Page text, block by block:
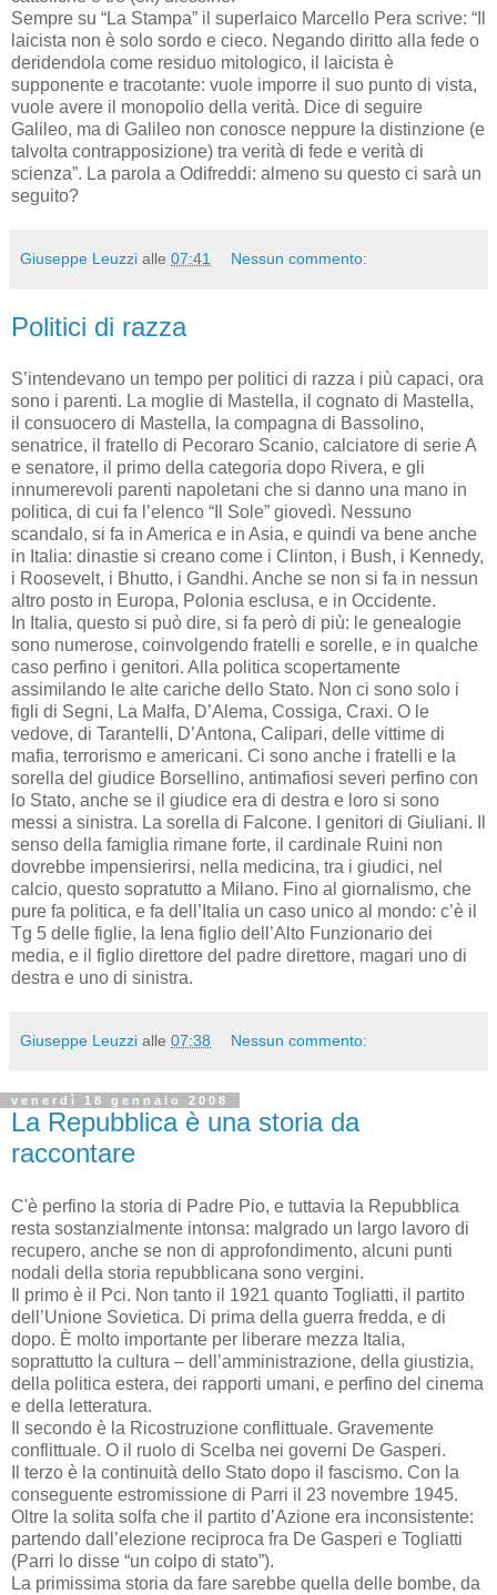
Sempre su “La Stampa” il superlaico Marcello Pera scrive: “Il
laicista non è solo sordo e cieco. Negando diritto alla fede o
deridendola come residuo mitologico, il laicista è
supponente e tracotante: vuole imporre il suo punto di vista,
vuole avere il monopolio della verità. Dice di seguire
Galileo, ma di Galileo non conosce neppure la distinzione (e
talvolta contrapposizione) tra verità di fede e verità di
scienza”. La parola a Odifreddi: almeno su questo ci sarà un
seguito?
Giuseppe Leuzzi alle 07:41 Nessun commento:
Politici di razza
S’intendevano un tempo per politici di razza i più capaci, ora
sono i parenti. La moglie di Mastella, il cognato di Mastella,
il consuocero di Mastella, la compagna di Bassolino,
senatrice, il fratello di Pecoraro Scanio, calciatore di serie A
e senatore, il primo della categoria dopo Rivera, e gli
innumerevoli parenti napoletani che si danno una mano in
politica, di cui fa l’elenco “Il Sole” giovedì. Nessuno
scandalo, si fa in America e in Asia, e quindi va bene anche
in Italia: dinastie si creano come i Clinton, i Bush, i Kennedy,
i Roosevelt, i Bhutto, i Gandhi. Anche se non si fa in nessun
altro posto in Europa, Polonia esclusa, e in Occidente.
In Italia, questo si può dire, si fa però di più: le genealogie
sono numerose, coinvolgendo fratelli e sorelle, e in qualche
caso perfino i genitori. Alla politica scopertamente
assimilando le alte cariche dello Stato. Non ci sono solo i
figli di Segni, La Malfa, D’Alema, Cossiga, Craxi. O le
vedove, di Tarantelli, D’Antona, Calipari, delle vittime di
mafia, terrorismo e americani. Ci sono anche i fratelli e la
sorella del giudice Borsellino, antimafiosi severi perfino con
lo Stato, anche se il giudice era di destra e loro si sono
messi a sinistra. La sorella di Falcone. I genitori di Giuliani. Il
senso della famiglia rimane forte, il cardinale Ruini non
dovrebbe impensierirsi, nella medicina, tra i giudici, nel
calcio, questo sopratutto a Milano. Fino al giornalismo, che
pure fa politica, e fa dell’Italia un caso unico al mondo: c’è il
Tg 5 delle figlie, la Iena figlio dell’Alto Funzionario dei
media, e il figlio direttore del padre direttore, magari uno di
destra e uno di sinistra.
Giuseppe Leuzzi alle 07:38 Nessun commento:
venerdì 18 gennaio 2008
La Repubblica è una storia da
raccontare
C'è perfino la storia di Padre Pio, e tuttavia la Repubblica
resta sostanzialmente intonsa: malgrado un largo lavoro di
recupero, anche se non di approfondimento, alcuni punti
nodali della storia repubblicana sono vergini.
Il primo è il Pci. Non tanto il 1921 quanto Togliatti, il partito
dell’Unione Sovietica. Di prima della guerra fredda, e di
dopo. È molto importante per liberare mezza Italia,
soprattutto la cultura – dell’amministrazione, della giustizia,
della politica estera, dei rapporti umani, e perfino del cinema
e della letteratura.
Il secondo è la Ricostruzione conflittuale. Gravemente
conflittuale. O il ruolo di Scelba nei governi De Gasperi.
Il terzo è la continuità dello Stato dopo il fascismo. Con la
conseguente estromissione di Parri il 23 novembre 1945.
Oltre la solita solfa che il partito d’Azione era inconsistente:
partendo dall’elezione reciproca fra De Gasperi e Togliatti
(Parri lo disse “un colpo di stato”).
La primissima storia da fare sarebbe quella delle bombe, da